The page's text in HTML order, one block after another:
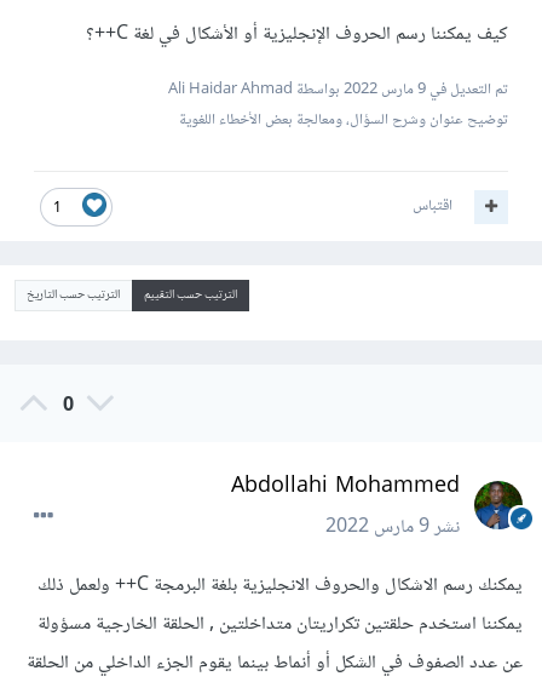
كيف يمكننا رسم الحروف الإنجليزية أو الأشكال في لغة C++؟
تم التعديل في9 مارس 2022
بواسطة Ali Haidar Ahmad
توضيح عنوان وشرح السؤال، ومعالجة بعض الأخطاء اللغوية
1 اقتباس
الترتيب حسب التقييم الترتيب حسب التاريخ
0
Abdollahi Mohammed
نشر9 مارس 2022
يمكنك رسم الاشكال والحروف الانجليزية بلغة البرمجة C++ ولعمل ذلك
يمكننا استخدم حلقتين تكراريتان متداخلتين , الحلقة الخارجية مسؤولة
عن عدد الصفوف في الشكل أو أنماط بينما يقوم الجزء الداخلي من الحلقة